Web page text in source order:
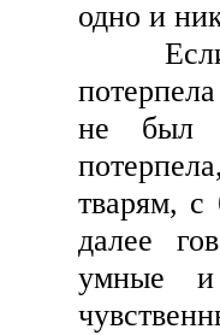
одно и
Если
не был
тварям, с
далее
умные